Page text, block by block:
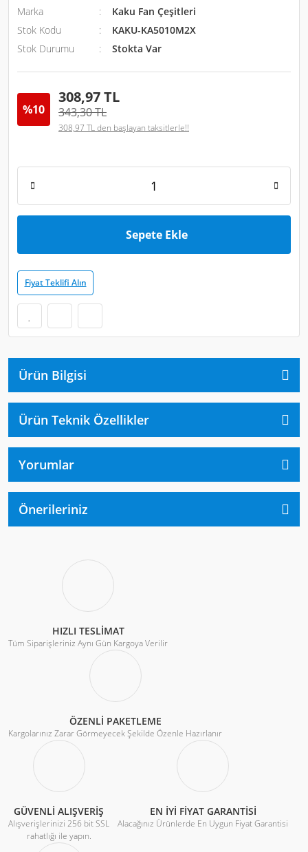
Marka
Kaku Fan Çeşitleri
Stok Kodu
KAKU-KA5010M2X
Stok Durumu
Stokta Var
%10
308,97 TL
343,30 TL
308,97 TL den başlayan taksitlerle!!
Sepete Ekle
Fiyat Teklifi Alın
Ürün Bilgisi
Ürün Teknik Özellikler
Yorumlar
Önerileriniz
HIZLI TESLİMAT
Tüm Siparişleriniz Aynı Gün Kargoya Verilir
ÖZENLİ PAKETLEME
Kargolarınız Zarar Görmeyecek Şekilde Özenle Hazırlanır
GÜVENLİ ALIŞVERİŞ
Alışverişlerinizi 256 bit SSL
rahatlığı ile yapın.
EN İYİ FİYAT GARANTİSİ
Alacağınız Ürünlerde En Uygun Fiyat Garantisi